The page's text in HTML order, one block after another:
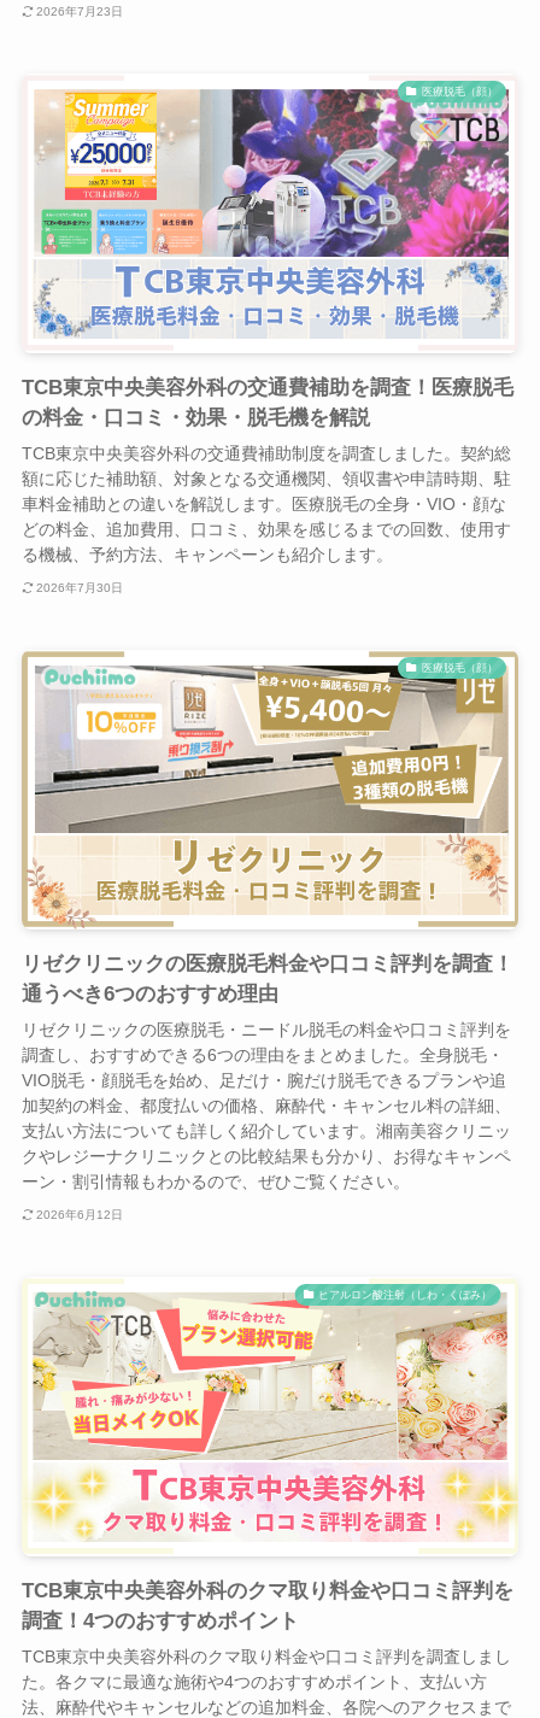
2026年7月23日
医療脱毛（顔）
TCB東京中央美容外科の交通費補助を調査！医療脱毛
の料金・口コミ・効果・脱毛機を解説
TCB東京中央美容外科の交通費補助制度を調査しました。契約総
額に応じた補助額、対象となる交通機関、領収書や申請時期、駐
車料金補助との違いを解説します。医療脱毛の全身・VIO・顔な
どの料金、追加費用、口コミ、効果を感じるまでの回数、使用す
る機械、予約方法、キャンペーンも紹介します。
2026年7月30日
医療脱毛（顔）
リゼクリニックの医療脱毛料金や口コミ評判を調査！
通うべき6つのおすすめ理由
リゼクリニックの医療脱毛・ニードル脱毛の料金や口コミ評判を
調査し、おすすめできる6つの理由をまとめました。全身脱毛・
VIO脱毛・顔脱毛を始め、足だけ・腕だけ脱毛できるプランや追
加契約の料金、都度払いの価格、麻酔代・キャンセル料の詳細、
支払い方法についても詳しく紹介しています。湘南美容クリニッ
クやレジーナクリニックとの比較結果も分かり、お得なキャンペ
ーン・割引情報もわかるので、ぜひご覧ください。
2026年6月12日
ヒアルロン酸注射（しわ・くぼみ）
TCB東京中央美容外科のクマ取り料金や口コミ評判を
調査！4つのおすすめポイント
TCB東京中央美容外科のクマ取り料金や口コミ評判を調査しまし
た。各クマに最適な施術や4つのおすすめポイント、支払い方
法、麻酔代やキャンセルなどの追加料金、各院へのアクセスまで